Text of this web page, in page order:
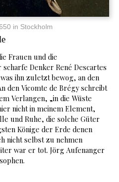
in Stockholm
Frauen und die
Denker René Descartes
ihn zuletzt bewog, an den
den Vicomte de Brégy schreibt
Verlangen, „in die Wüste
nicht in meinem Element,
und Ruhe, die solche Güter
Könige der Erde denen
nicht selbst zu nehmen
war er tot. Jörg Aufenanger